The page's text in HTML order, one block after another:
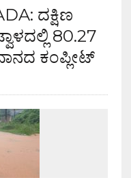
ದಕ್ಷಿಣ
80.27
ಕಂಪ್ಲೀಟ್